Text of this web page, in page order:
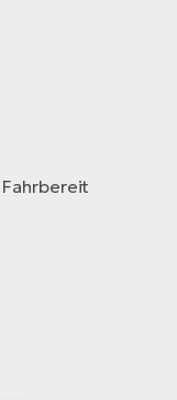
Fahrbereit